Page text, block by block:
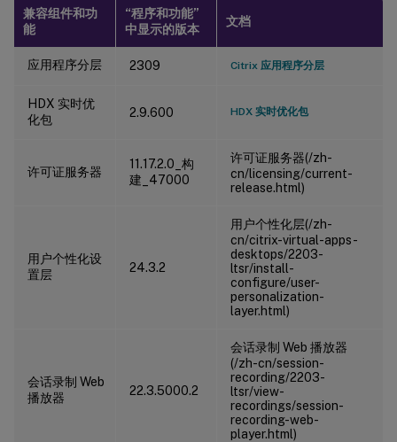
兼容组件和功
能
“程序和功能”
中显示的版本
文档
应用程序分层 2309 Citrix 应用程序分层
HDX 实时优
化包
2.9.600 HDX 实时优化包
许可证服务器
11.17.2.0_构
建_47000
许可证服务器(/zh-
cn/licensing/current-
release.html)
用户个性化设
置层
24.3.2
用户个性化层(/zh-
cn/citrix-virtual-apps-
desktops/2203-
ltsr/install-
configure/user-
personalization-
layer.html)
会话录制 Web
播放器
22.3.5000.2
会话录制 Web 播放器
(/zh-cn/session-
recording/2203-
ltsr/view-
recordings/session-
recording-web-
player.html)